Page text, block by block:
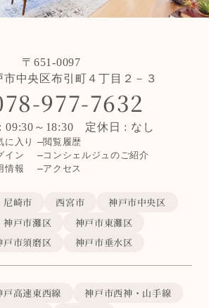
〒651-0097
市中央区布引町４丁目２－３
977-7632
09:30～18:30 定休日 : なし
に入り
閲覧履歴
イン
コンシェルジュのご紹介
情報
アクセス
尼崎市 西宮市
神戸市中央区
神戸市灘区
神戸市東灘区
戸市須磨区 神戸市垂水区
戸高速東西線
神戸市西神・山手線